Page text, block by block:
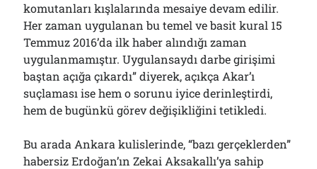
komutanları kışlalarında mesaiye devam edilir.
Her zaman uygulanan bu temel ve basit kural 15
Temmuz 2016’da ilk haber alındığı zaman
uygulanmamıştır. Uygulansaydı darbe girişimi
baştan açığa çıkardı” diyerek, açıkça Akar’ı
suçlaması ise hem o sorunu iyice derinleştirdi,
hem de bugünkü görev değişikliğini tetikledi.
Bu arada Ankara kulislerinde, “bazı gerçeklerden”
habersiz Erdoğan’ın Zekai Aksakallı’ya sahip